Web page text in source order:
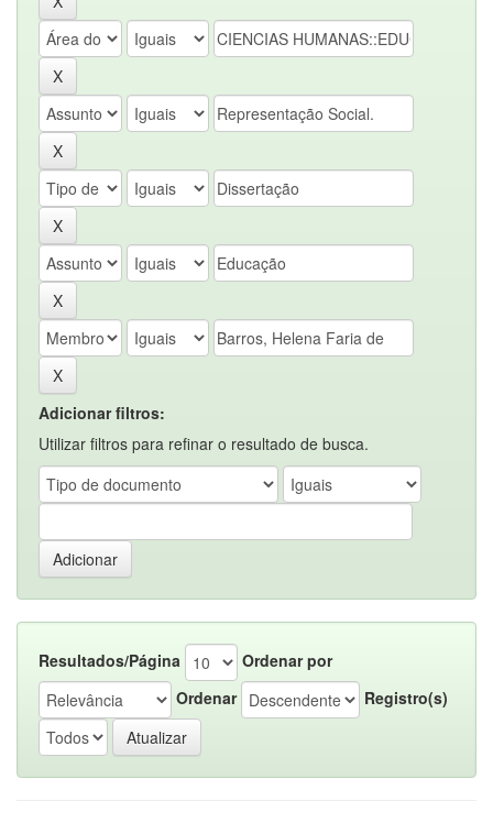
Adicionar filtros:
Utilizar filtros para refinar o resultado de busca.
Resultados/Página
Ordenar por
Ordenar
Registro(s)